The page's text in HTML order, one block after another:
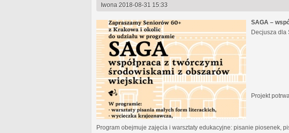
Iwona 2018-08-31 15:33
SAGA –
Decjusza dla
Projekt potrwa
Program obejmuje zajęcia i warsztaty edukacyjne: pisanie piosenek,